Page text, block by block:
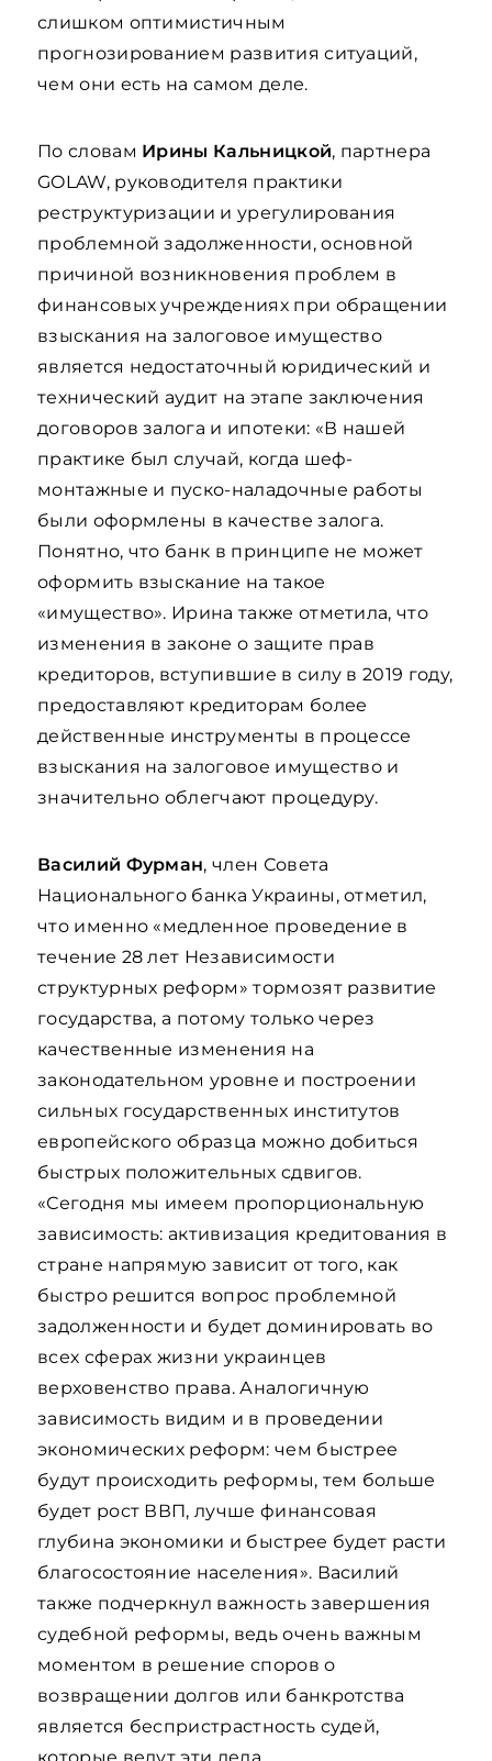
слишком оптимистичным
прогнозированием развития ситуаций,
чем они есть на самом деле.
По словам Ирины Кальницкой, партнера
GOLAW, руководителя практики
реструктуризации и урегулирования
проблемной задолженности, основной
причиной возникновения проблем в
финансовых учреждениях при обращении
взыскания на залоговое имущество
является недостаточный юридический и
технический аудит на этапе заключения
договоров залога и ипотеки: «В нашей
практике был случай, когда шеф-
монтажные и пуско-наладочные работы
были оформлены в качестве залога.
Понятно, что банк в принципе не может
оформить взыскание на такое
«имущество». Ирина также отметила, что
изменения в законе о защите прав
кредиторов, вступившие в силу в 2019 году,
предоставляют кредиторам более
действенные инструменты в процессе
взыскания на залоговое имущество и
значительно облегчают процедуру.
Василий Фурман, член Совета
Национального банка Украины, отметил,
что именно «медленное проведение в
течение 28 лет Независимости
структурных реформ» тормозят развитие
государства, а потому только через
качественные изменения на
законодательном уровне и построении
сильных государственных институтов
европейского образца можно добиться
быстрых положительных сдвигов.
«Сегодня мы имеем пропорциональную
зависимость: активизация кредитования в
стране напрямую зависит от того, как
быстро решится вопрос проблемной
задолженности и будет доминировать во
всех сферах жизни украинцев
верховенство права. Аналогичную
зависимость видим и в проведении
экономических реформ: чем быстрее
будут происходить реформы, тем больше
будет рост ВВП, лучше финансовая
глубина экономики и быстрее будет расти
благосостояние населения». Василий
также подчеркнул важность завершения
судебной реформы, ведь очень важным
моментом в решение споров о
возвращении долгов или банкротства
является беспристрастность судей,
которые ведут эти дела.